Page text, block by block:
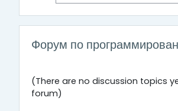
Форум по
(There are no discussion topics
forum)